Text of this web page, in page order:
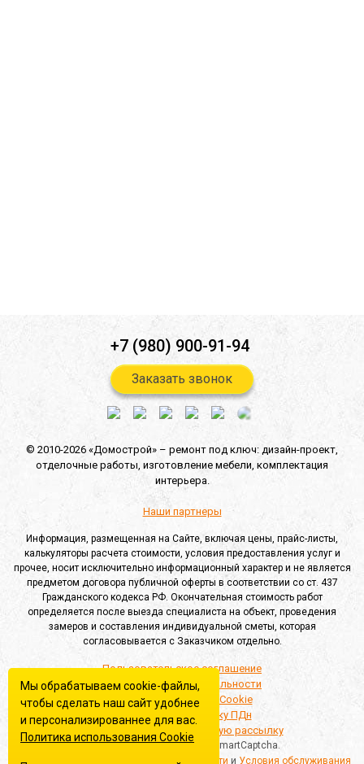
© 2010-2026 «Домострой» – ремонт под ключ: дизайн-проект,
отделочные работы, изготовление мебели, комплектация
интерьера.
Наши партнеры
+7 (980) 900-91-94
Заказать звонок
Информация, размещенная на Сайте, включая цены, прайс-листы,
калькуляторы расчета стоимости, условия предоставления услуг и
прочее, носит исключительно информационный характер и не является
предметом договора публичной оферты в соответствии со ст. 437
Гражданского кодекса РФ. Окончательная стоимость работ
определяется после выезда специалиста на объект, проведения
замеров и составления индивидуальной сметы, которая
согласовывается с Заказчиком отдельно.
Пользовательское соглашение
Политика конфиденциальности
Политика обработки Cookie
Согласие на обработку ПДн
Согласие на информационную рассылку
Этот сайт защищён Yandex SmartCaptcha.
Применяются
Политика конфиденциальности и Условия обслуживания
Мы обрабатываем cookie-файлы,
чтобы сделать наш сайт удобнее
и персонализированнее для вас.
Политика использования Сookie